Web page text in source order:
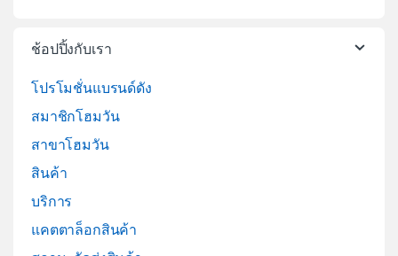
ช้อปปิ้งกับเรา
โปรโมชั่นแบรนด์ดัง
สมาชิกโฮมวัน
สาขาโฮมวัน
สินค้า
บริการ
แคตตาล็อกสินค้า